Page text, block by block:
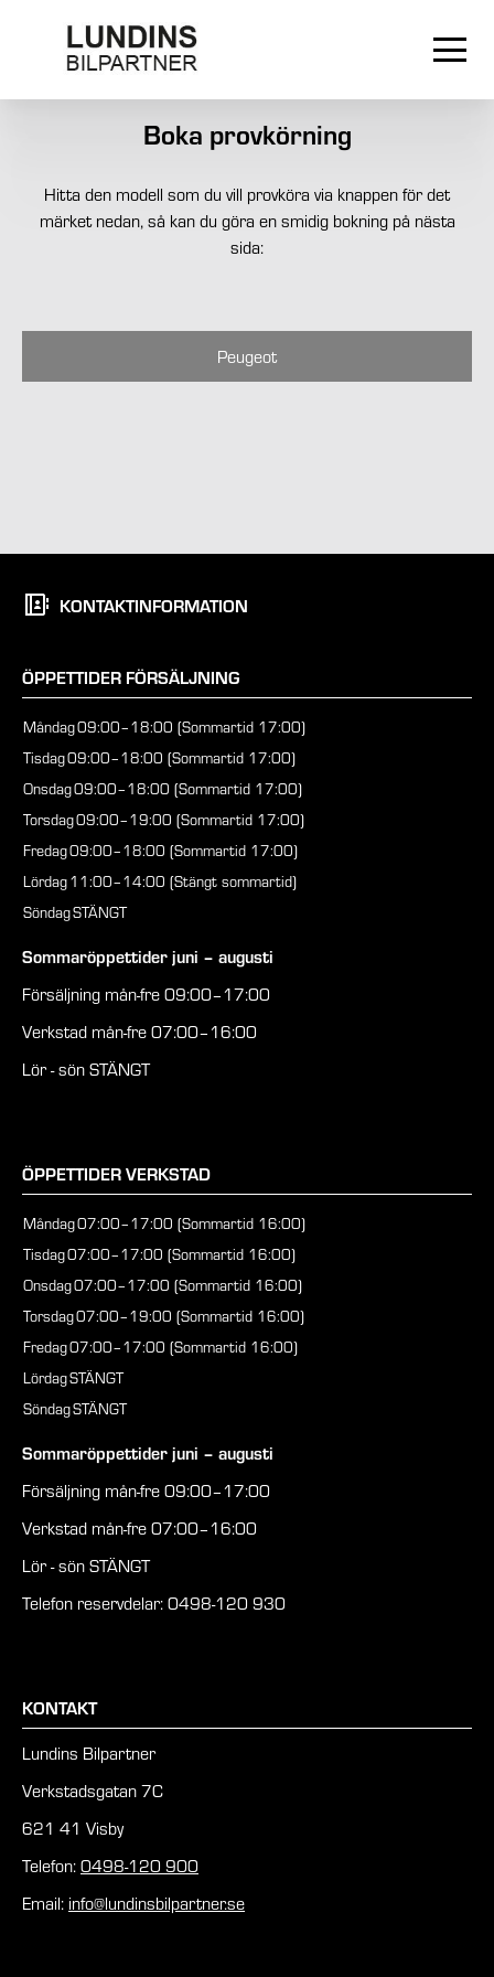
Boka provkörning
Hitta den modell som du vill provköra via knappen för det
märket nedan, så kan du göra en smidig bokning på nästa
sida:
Peugeot
KONTAKTINFORMATION
ÖPPETTIDER FÖRSÄLJNING
Måndag09:00–18:00 (Sommartid 17:00)
Tisdag09:00–18:00 (Sommartid 17:00)
Onsdag09:00–18:00 (Sommartid 17:00)
Torsdag09:00–19:00 (Sommartid 17:00)
Fredag09:00–18:00 (Sommartid 17:00)
Lördag11:00–14:00 (Stängt sommartid)
SöndagSTÄNGT
Sommaröppettider juni – augusti
Försäljning mån-fre 09:00–17:00
Verkstad mån-fre 07:00–16:00
Lör - sön STÄNGT
ÖPPETTIDER VERKSTAD
Måndag07:00–17:00 (Sommartid 16:00)
Tisdag07:00–17:00 (Sommartid 16:00)
Onsdag07:00–17:00 (Sommartid 16:00)
Torsdag07:00–19:00 (Sommartid 16:00)
Fredag07:00–17:00 (Sommartid 16:00)
LördagSTÄNGT
SöndagSTÄNGT
Sommaröppettider juni – augusti
Försäljning mån-fre 09:00–17:00
Verkstad mån-fre 07:00–16:00
Lör - sön STÄNGT
Telefon reservdelar: 0498-120 930
KONTAKT
Lundins Bilpartner
Verkstadsgatan 7C
621 41 Visby
Telefon: 0498-120 900
Email: info@lundinsbilpartner.se